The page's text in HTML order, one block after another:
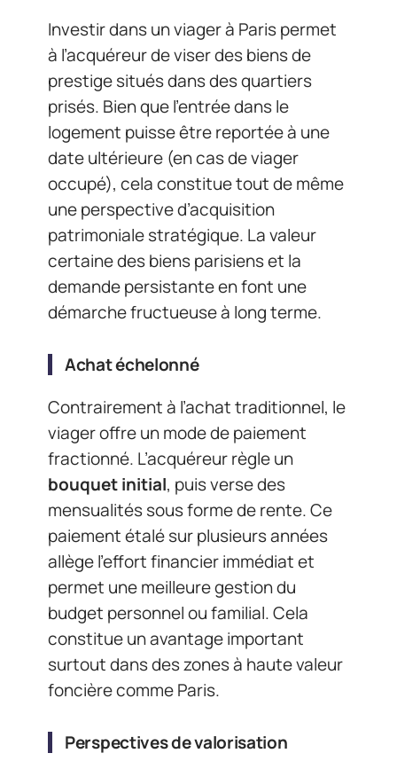
Investir dans un viager à Paris permet
à l’acquéreur de viser des biens de
prestige situés dans des quartiers
prisés. Bien que l’entrée dans le
logement puisse être reportée à une
date ultérieure (en cas de viager
occupé), cela constitue tout de même
une perspective d’acquisition
patrimoniale stratégique. La valeur
certaine des biens parisiens et la
demande persistante en font une
démarche fructueuse à long terme.
Achat échelonné
Contrairement à l’achat traditionnel, le
viager offre un mode de paiement
fractionné. L’acquéreur règle un
bouquet initial, puis verse des
mensualités sous forme de rente. Ce
paiement étalé sur plusieurs années
allège l’effort financier immédiat et
permet une meilleure gestion du
budget personnel ou familial. Cela
constitue un avantage important
surtout dans des zones à haute valeur
foncière comme Paris.
Perspectives de valorisation